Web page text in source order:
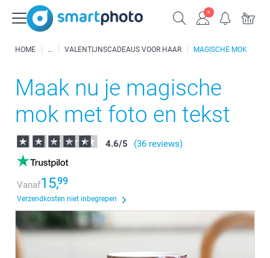
HOME VALENTIJNSCADEAUS VOOR HAAR MAGISCHE MOK
Maak nu je magische
mok met foto en tekst
4.6/5 (36 reviews)
Vanaf15,99
Verzendkosten niet inbegrepen